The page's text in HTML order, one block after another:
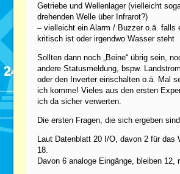
Getriebe und Wellenlager (vielleicht
drehenden Welle über Infrarot?)
– vielleicht ein Alarm / Buzzer o.ä. falls
kritisch ist oder irgendwo Wasser steht
Sollten dann noch „Beine“ übrig sein,
andere Statusmeldung, bspw.
oder den Inverter einschalten o.ä. Mal
ich komme! Vieles aus den ersten
ich da sicher verwerten.
Die ersten Fragen, die sich ergeben
Laut Datenblatt 20 I/O, davon 2 für das
18.
Davon 6 analoge Eingänge, bleiben 12,